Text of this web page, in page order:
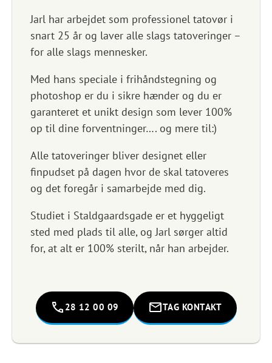
Jarl har arbejdet som professionel tatovør i
snart 25 år og laver alle slags tatoveringer –
for alle slags mennesker.
Med hans speciale i frihåndstegning og
photoshop er du i sikre hænder og du er
garanteret et unikt design som lever 100%
op til dine forventninger…. og mere til:)
Alle tatoveringer bliver designet eller
finpudset på dagen hvor de skal tatoveres
og det foregår i samarbejde med dig.
Studiet i Staldgaardsgade er et hyggeligt
sted med plads til alle, og Jarl sørger altid
for, at alt er 100% sterilt, når han arbejder.
28 12 00 09 TAG KONTAKT